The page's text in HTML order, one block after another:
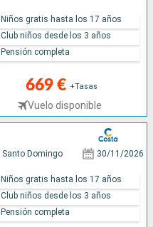
669 € +Tasas
Vuelo disponible
Niños gratis hasta los 17 años
Club niños desde los 3 años
Pensión completa
Santo Domingo 30/11/2026
Niños gratis hasta los 17 años
Club niños desde los 3 años
Pensión completa